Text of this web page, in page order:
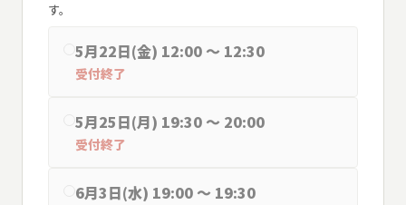
す。
5月22日(金) 12:00 〜 12:30
受付終了
5月25日(月) 19:30 〜 20:00
受付終了
6月3日(水) 19:00 〜 19:30